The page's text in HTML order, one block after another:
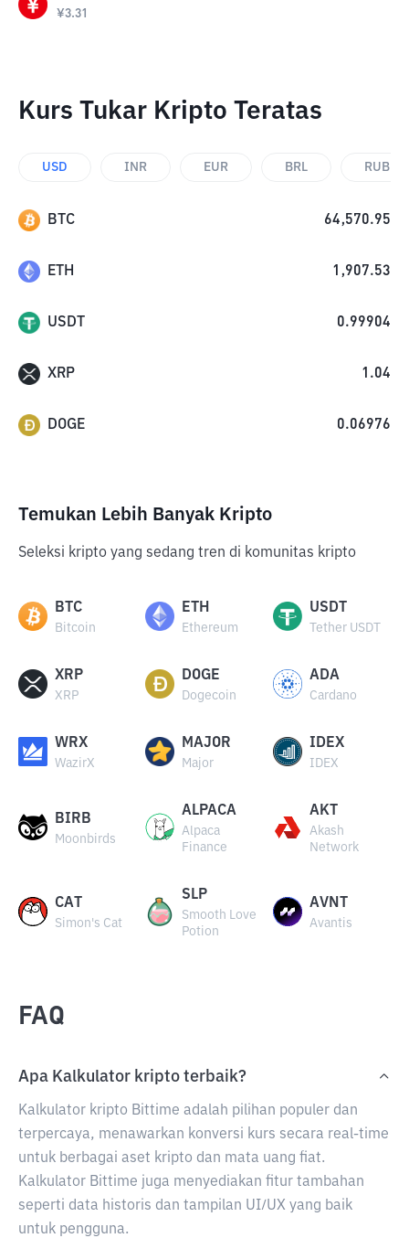
¥3.31
Kurs Tukar Kripto Teratas
USD INR EUR BRL RUB
BTC 64,570.95
ETH 1,907.53
USDT 0.99904
XRP 1.04
DOGE 0.06976
Temukan Lebih Banyak Kripto
Seleksi kripto yang sedang tren di komunitas kripto
BTC
Bitcoin
ETH
Ethereum
USDT
Tether USDT
XRP
XRP
DOGE
Dogecoin
ADA
Cardano
WRX
WazirX
MAJOR
Major
IDEX
IDEX
BIRB
Moonbirds
ALPACA
Alpaca
Finance
AKT
Akash
Network
CAT
Simon's Cat
SLP
Smooth Love
Potion
AVNT
Avantis
FAQ
Apa Kalkulator kripto terbaik?
Kalkulator kripto Bittime adalah pilihan populer dan
terpercaya, menawarkan konversi kurs secara real-time
untuk berbagai aset kripto dan mata uang fiat.
Kalkulator Bittime juga menyediakan fitur tambahan
seperti data historis dan tampilan UI/UX yang baik
untuk pengguna.